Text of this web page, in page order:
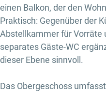
einen Balkon, der den
Praktisch: Gegenüber der
Abstellkammer für Vorräte
separates Gäste-WC
dieser Ebene sinnvoll.
Das Obergeschoss